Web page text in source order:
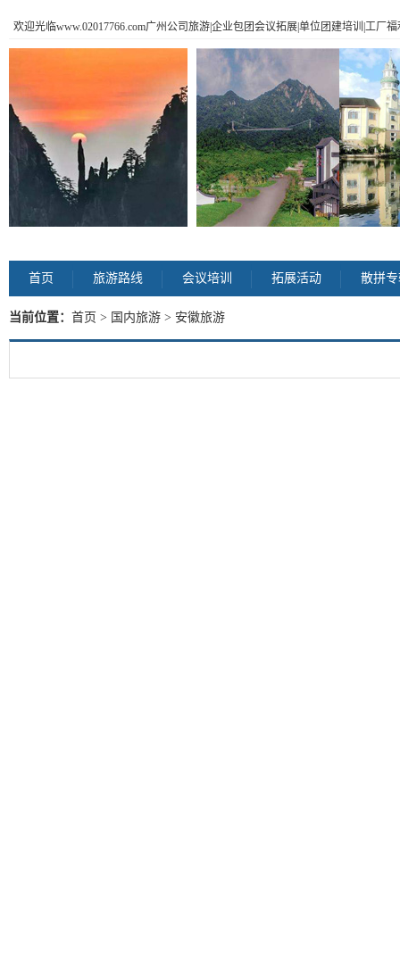
欢迎光临www.02017766.com广州公司旅游|企业包团会议拓展|单位团建培训|工厂
首页 旅游路线 会议培训 拓展活动 散拼
当前位置： 首页 > 国内旅游 > 安徽旅游